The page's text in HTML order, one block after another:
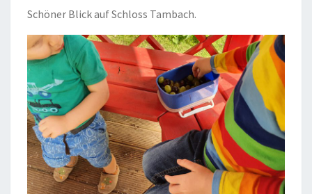
Schöner Blick auf Schloss Tambach.